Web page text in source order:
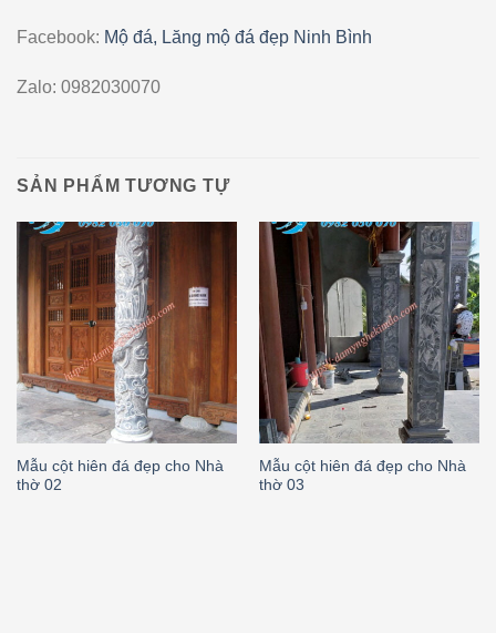
Facebook: Mộ đá, Lăng mộ đá đẹp Ninh Bình
Zalo: 0982030070
SẢN PHẨM TƯƠNG TỰ
Mẫu cột hiên đá đẹp cho Nhà
thờ 02
Mẫu cột hiên đá đẹp cho Nhà
thờ 03